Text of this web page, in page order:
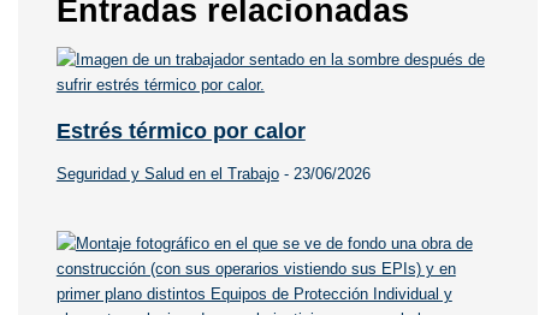
Entradas relacionadas
Estrés térmico por calor
Seguridad y Salud en el Trabajo- 23/06/2026